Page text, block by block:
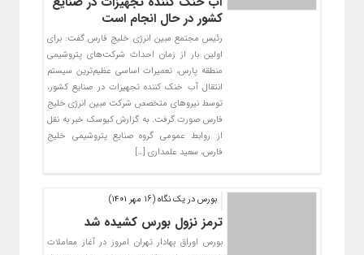
کشور در حال انجام است
رئیس مجتمع مبین انرژی خلیج فارس گفت: برای
اولین بار از زمان احداث شرکت‌های پتروشیمی
منطقه پارس، تعمیرات اساسی عظیم‌ترین سیستم
انتقال آب خنک کننده تجهیزات در صنایع کشور،
توسط نیروهای متخصص شرکت مبین انرژی خلیج
فارس صورت گرفت. به گزارش کیوسک خبر به نقل
از روابط عمومی گروه صنایع پتروشیمی خلیج
فارس، سعید علمداری […]
بورس در یک نگاه (16 مهر 1401)
ترمز نزول بورس کشیده شد
بورس اوراق بهادار تهران امروز در آغاز معاملات